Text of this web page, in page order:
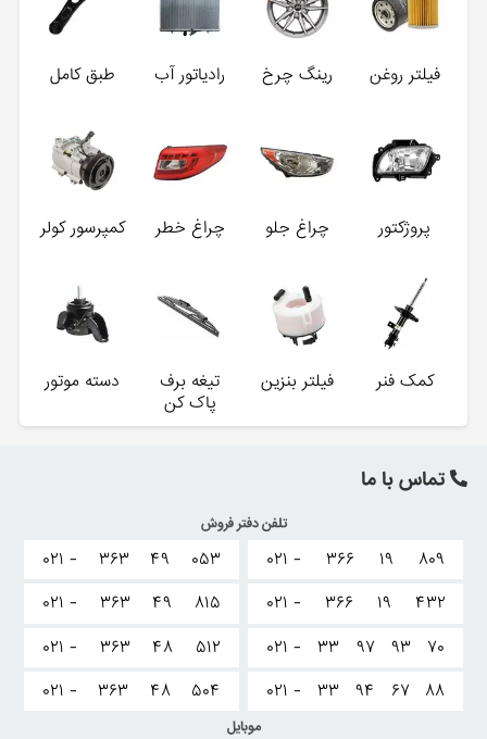
فیلتر روغن رینگ چرخ رادیاتور آب طبق کامل
پروژکتور چراغ جلو چراغ خطر کمپرسور کولر
کمک فنر فیلتر بنزین
تیغه برف
پاک کن
دسته موتور
تماس با ما
تلفن دفتر فروش
۰۲۱ - ۳۶۶ ۱۹
۸۰۹
۰۲۱ -
۳۶۶ ۱۹
۴۳۲
۰۲۱ -
۳۳ ۹۷ ۹۳
۷۰
۰۲۱ -
۳۳ ۹۴ ۶۷ ۸۸
۰۲۱ - ۳۶۳ ۴۹
۰۵۳
۰۲۱ -
۳۶۳ ۴۹
۸۱۵
۰۲۱ -
۳۶۳ ۴۸
۵۱۲
۰۲۱ -
۳۶۳ ۴۸ ۵۰۴
موبایل